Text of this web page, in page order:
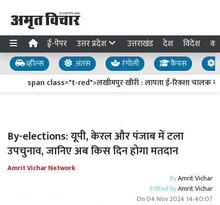
ई-पेपर उत्तर प्रदेश उत्तराखंड देश विदेश
व्हील्स अंतस रंगोली कैंपस
span class="t-red">लखीमपुर खीरी : लापता ई-रिक्शा चालक का
By-elections: यूपी, केरल और पंजाब में टला
उपचुनाव, जानिए अब किस दिन होगा मतदान
Amrit Vichar Network
ByAmrit Vichar
Edited ByAmrit Vichar
On04 Nov 2024 14:40:07